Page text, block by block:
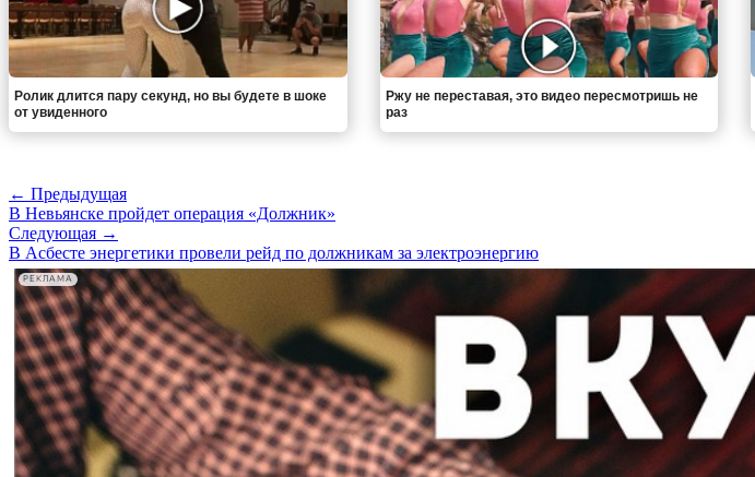
Ролик длится пару секунд, но вы будете в шоке
от увиденного
Ржу не переставая, это видео пересмотришь не
раз
← Предыдущая
В Невьянске пройдет операция «Должник»
Следующая →
В Асбесте энергетики провели рейд по должникам за электроэнергию
РЕКЛАМА